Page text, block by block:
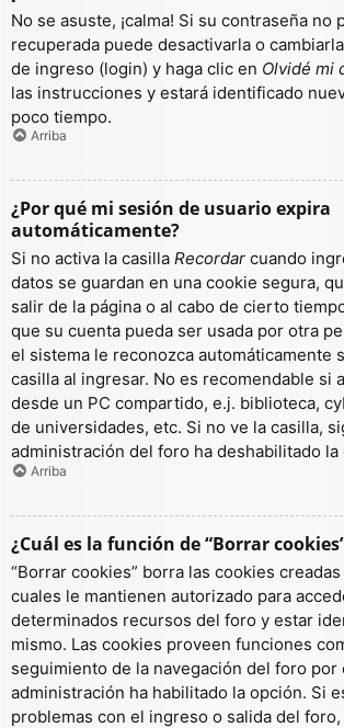
No se asuste, ¡calma! Si su contraseña no
recuperada puede desactivarla o
de ingreso (login) y haga clic en Olvidé mi
las instrucciones y estará identificado
poco tiempo.
Arriba
¿Por qué mi sesión de usuario expira
automáticamente?
Si no activa la casilla Recordar cuando
datos se guardan en una cookie segura,
salir de la página o al cabo de cierto
que su cuenta pueda ser usada por otra
el sistema le reconozca automáticamente
casilla al ingresar. No es recomendable si
desde un PC compartido, e.j. biblioteca,
de universidades, etc. Si no ve la casilla,
administración del foro ha deshabilitado la
Arriba
¿Cuál es la función de “Borrar
“Borrar cookies” borra las cookies
cuales le mantienen autorizado para
determinados recursos del foro y estar
mismo. Las cookies proveen funciones
seguimiento de la navegación del foro por
administración ha habilitado la opción. Si
problemas con el ingreso o salida del